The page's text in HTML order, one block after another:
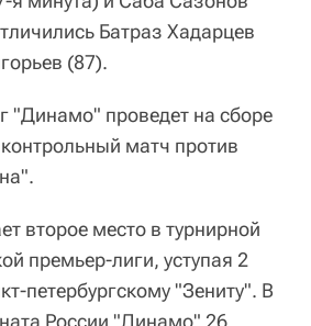
Батраз Хадарцев
(87).
"Динамо" проведет на сборе
матч против
второе место в турнирной
премьер-лиги, уступая 2
петербургскому "Зениту". В
России "Динамо" 26